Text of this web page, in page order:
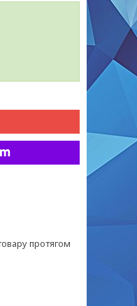
протягом